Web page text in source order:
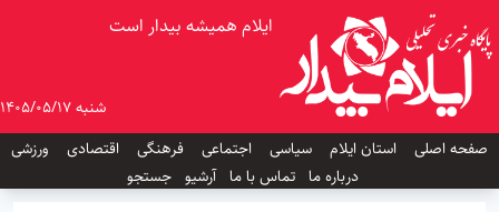
ایلام همیشه بیدار است
شنبه 1405/05/17
صفحه اصلی
استان ایلام سیاسی اجتماعی فرهنگی اقتصادی
ورزشی
درباره ما تماس با ما آرشیو جستجو